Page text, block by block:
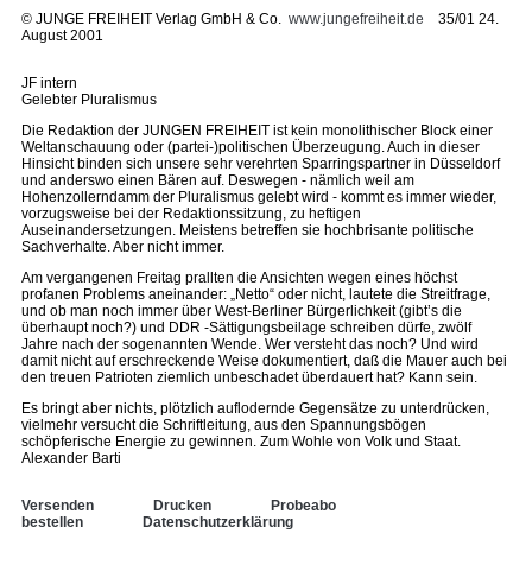
© JUNGE FREIHEIT Verlag GmbH & Co. www.jungefreiheit.de 35/01 24.
August 2001
JF intern
Gelebter Pluralismus
Die Redaktion der JUNGEN FREIHEIT ist kein monolithischer Block einer
Weltanschauung oder (partei-)politischen Überzeugung. Auch in dieser
Hinsicht binden sich unsere sehr verehrten Sparringspartner in Düsseldorf
und anderswo einen Bären auf. Deswegen - nämlich weil am
Hohenzollerndamm der Pluralismus gelebt wird - kommt es immer wieder,
vorzugsweise bei der Redaktionssitzung, zu heftigen
Auseinandersetzungen. Meistens betreffen sie hochbrisante politische
Sachverhalte. Aber nicht immer.
Am vergangenen Freitag prallten die Ansichten wegen eines höchst
profanen Problems aneinander: „Netto“ oder nicht, lautete die Streitfrage,
und ob man noch immer über West-Berliner Bürgerlichkeit (gibt’s die
überhaupt noch?) und DDR -Sättigungsbeilage schreiben dürfe, zwölf
Jahre nach der sogenannten Wende. Wer versteht das noch? Und wird
damit nicht auf erschreckende Weise dokumentiert, daß die Mauer auch bei
den treuen Patrioten ziemlich unbeschadet überdauert hat? Kann sein.
Es bringt aber nichts, plötzlich auflodernde Gegensätze zu unterdrücken,
vielmehr versucht die Schriftleitung, aus den Spannungsbögen
schöpferische Energie zu gewinnen. Zum Wohle von Volk und Staat.
Alexander Barti
Versenden Drucken
Probeabo
bestellen
Datenschutzerklärung